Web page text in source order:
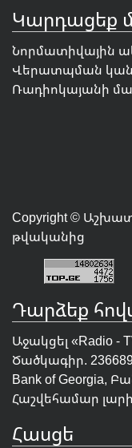
Կարդացեք
Նորմատիվային
Վերատպման
Ռադիոկայանի
Copyright ©
թվականից
Դարձեք
Աջակցել «Radio
Ծածկագիր.
Bank of Georgia,
Հաշվեհամար
Հասցե